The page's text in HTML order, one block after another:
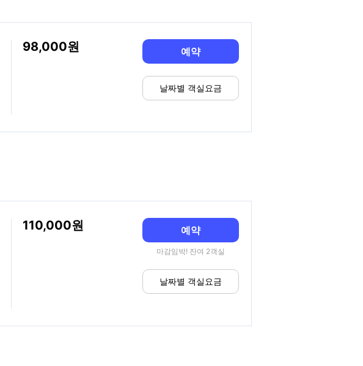
98,000 예약
날짜별 객실요금
110,000 예약
마감임박! 잔여 2객실
날짜별 객실요금